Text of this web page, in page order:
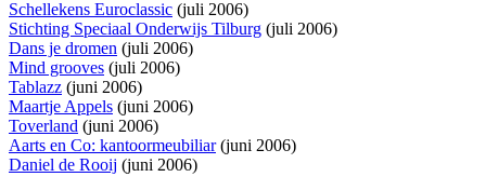
Schellekens Euroclassic (juli 2006)
Stichting Speciaal Onderwijs Tilburg (juli 2006)
Dans je dromen (juli 2006)
Mind grooves (juli 2006)
Tablazz (juni 2006)
Maartje Appels (juni 2006)
Toverland (juni 2006)
Aarts en Co: kantoormeubiliar(juni 2006)
Daniel de Rooij (juni 2006)